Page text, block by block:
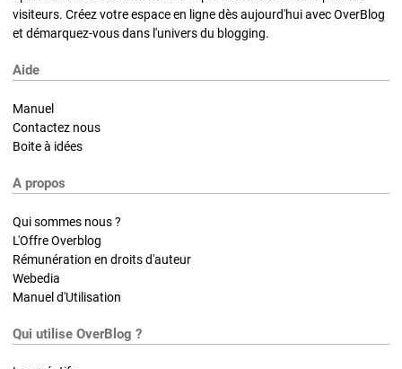
visiteurs. Créez votre espace en ligne dès aujourd'hui avec OverBlog
et démarquez-vous dans l'univers du blogging.
Aide
Manuel
Contactez nous
Boite à idées
A propos
Qui sommes nous ?
L'Offre Overblog
Rémunération en droits d'auteur
Webedia
Manuel d'Utilisation
Qui utilise OverBlog ?